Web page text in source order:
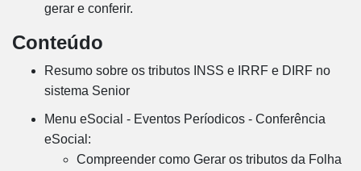
gerar e conferir.
Conteúdo
Resumo sobre os tributos INSS e IRRF e DIRF no
sistema Senior
Menu eSocial - Eventos Períodicos - Conferência
eSocial:
Compreender como Gerar os tributos da Folha